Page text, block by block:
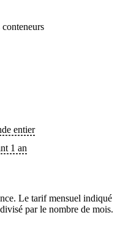
entier
1 an
Le tarif mensuel indiqué
par le nombre de mois.